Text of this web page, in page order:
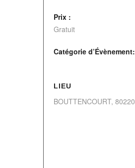
Prix :
Gratuit
Catégorie d’Évènement:
LIEU
BOUTTENCOURT, 80220